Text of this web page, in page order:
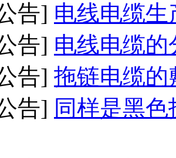
告] 电线电缆
告] 电线电缆的
告] 拖链电缆的
告] 同样是黑